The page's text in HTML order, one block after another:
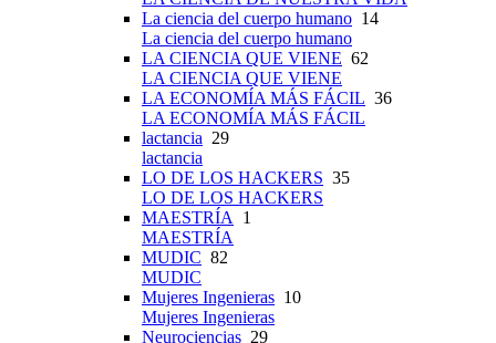
La ciencia del cuerpo humano 14
La ciencia del cuerpo humano
LA CIENCIA QUE VIENE 62
LA CIENCIA QUE VIENE
LA ECONOMÍA MÁS FÁCIL 36
LA ECONOMÍA MÁS FÁCIL
lactancia 29
lactancia
LO DE LOS HACKERS 35
LO DE LOS HACKERS
MAESTRÍA
1
MAESTRÍA
MUDIC 82
MUDIC
Mujeres Ingenieras 10
Mujeres Ingenieras
Neurociencias 29